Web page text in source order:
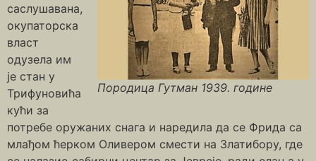
Породица Гутман 1939. године
саслушавана,
окупаторска
власт
одузела им
је стан у
Трифуновића
кући за
потребе оружаних снага и наредила да се Фрида са
млађом ћерком Оливером смести на Златибору, где